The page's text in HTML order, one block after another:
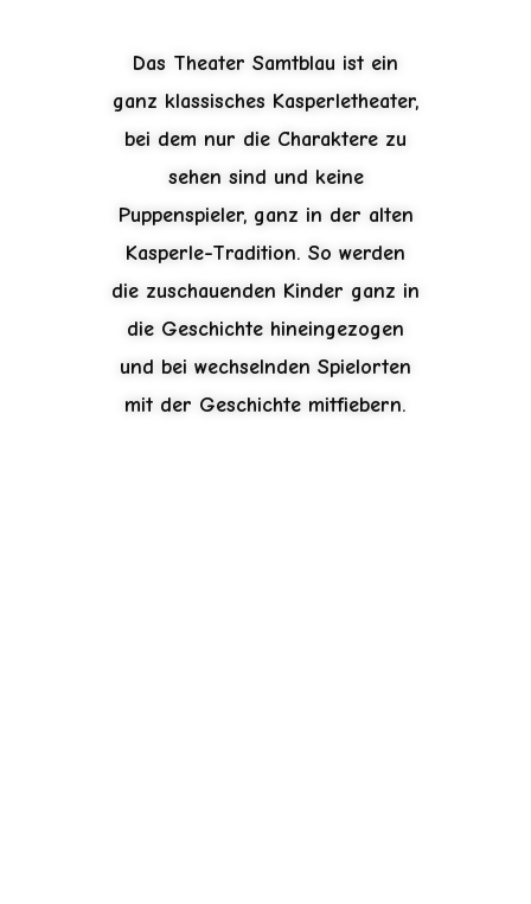
Das Theater Samtblau ist ein
ganz klassisches Kasperletheater,
bei dem nur die Charaktere zu
sehen sind und keine
Puppenspieler, ganz in der alten
Kasperle-Tradition. So werden
die zuschauenden Kinder ganz in
die Geschichte hineingezogen
und bei wechselnden Spielorten
mit der Geschichte mitfiebern.